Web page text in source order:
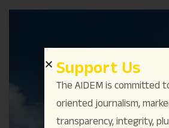
Support Us
The AIDEM is committed
oriented journalism,
transparency, integrity,